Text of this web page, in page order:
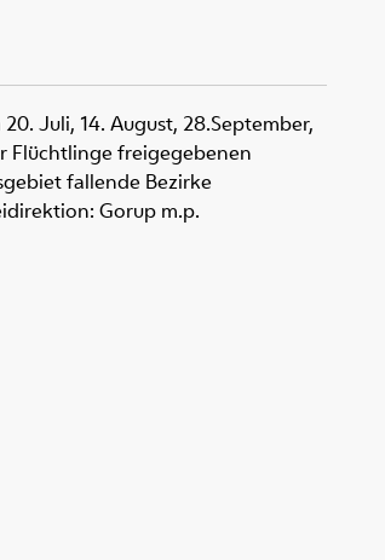
Juli, 14. August, 28.September,
Flüchtlinge freigegebenen
fallende Bezirke
Gorup m.p.